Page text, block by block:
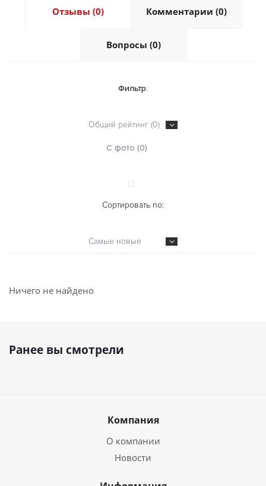
Отзывы (0) Комментарии (0)
Вопросы (0)
Фильтр:
Общий рейтинг (0)
С фото (0)
Сортировать по:
Самые новые
Ничего не найдено
Ранее вы смотрели
Компания
О компании
Новости